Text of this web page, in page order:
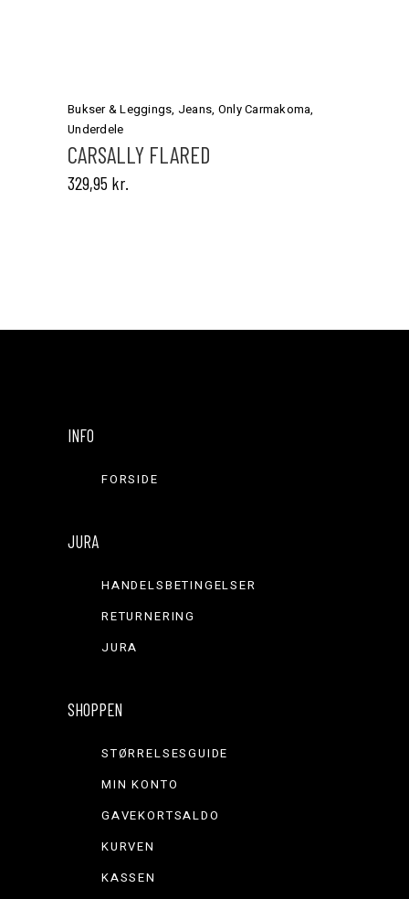
flere
varianter.
Mulighederne
kan
Bukser & Leggings, Jeans, Only Carmakoma,
Underdele
CARSALLY FLARED
329,95 kr.
INFO
FORSIDE
JURA
HANDELSBETINGELSER
RETURNERING
JURA
SHOPPEN
STØRRELSESGUIDE
MIN KONTO
GAVEKORTSALDO
KURVEN
KASSEN